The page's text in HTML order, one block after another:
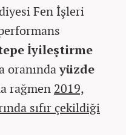
Fen İşleri
İyileştirme
oranındayüzde
rağmen 2019,
sıfır çekildiği